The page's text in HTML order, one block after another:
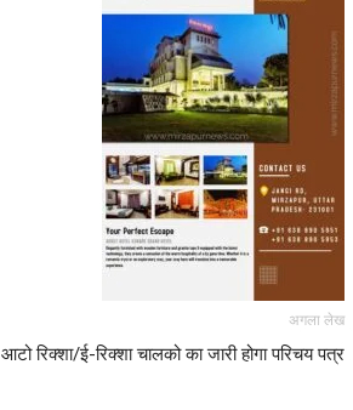
अगला लेख
आटो रिक्शा/ई-रिक्शा चालको का जारी होगा परिचय पत्र